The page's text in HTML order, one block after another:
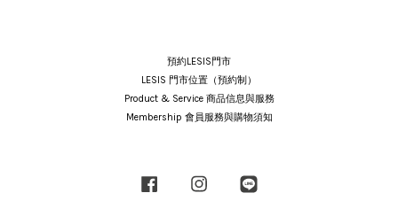
預約LESIS門市
LESIS 門市位置（預約制）
Product & Service 商品信息與服務
Membership 會員服務與購物須知
Facebook Instagram